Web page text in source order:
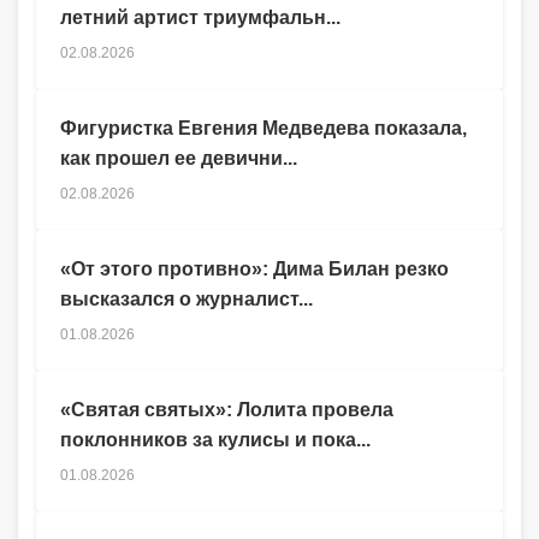
летний артист триумфальн...
02.08.2026
Фигуристка Евгения Медведева показала,
как прошел ее девични...
02.08.2026
«От этого противно»: Дима Билан резко
высказался о журналист...
01.08.2026
«Святая святых»: Лолита провела
поклонников за кулисы и пока...
01.08.2026